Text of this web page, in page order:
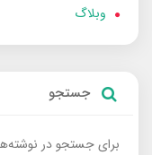
وبلاگ
جستجو
برای جستجو در